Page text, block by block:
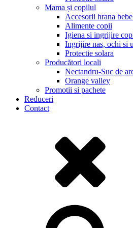
Mama și copilul
Accesorii hrana
Alimente copii
Igiena si ingrijire
Ingrijire nas, ochi si
Protectie solara
Producători locali
Nectandru-Suc de
Orange valley
Promotii si pachete
Reduceri
Contact